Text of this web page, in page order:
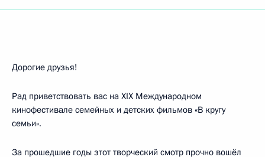
Дорогие друзья!
Рад приветствовать вас на XIX Международном
кинофестивале семейных и детских фильмов «В кругу
семьи».
За прошедшие годы этот творческий смотр прочно вошёл